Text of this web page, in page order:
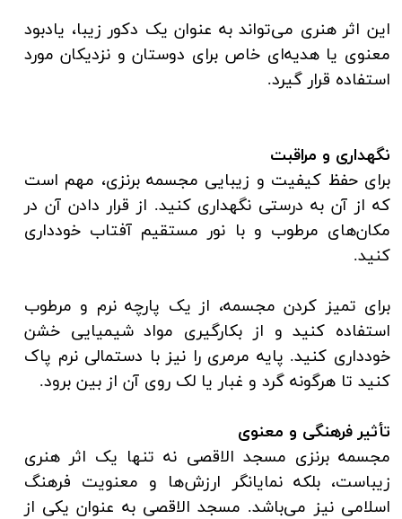
این اثر هنری می‌تواند به عنوان یک دکور زیبا، یادبود
معنوی یا هدیه‌ای خاص برای دوستان و نزدیکان مورد
استفاده قرار گیرد.
نگهداری و مراقبت
برای حفظ کیفیت و زیبایی مجسمه برنزی، مهم است
که از آن به درستی نگهداری کنید. از قرار دادن آن در
مکان‌های مرطوب و با نور مستقیم آفتاب خودداری
کنید.
برای تمیز کردن مجسمه، از یک پارچه نرم و مرطوب
استفاده کنید و از بکارگیری مواد شیمیایی خشن
خودداری کنید. پایه مرمری را نیز با دستمالی نرم پاک
کنید تا هرگونه گرد و غبار یا لک روی آن از بین برود.
تأثیر فرهنگی و معنوی
مجسمه برنزی مسجد الاقصی نه تنها یک اثر هنری
زیباست، بلکه نمایانگر ارزش‌ها و معنویت فرهنگ
اسلامی نیز می‌باشد. مسجد الاقصی به عنوان یکی از